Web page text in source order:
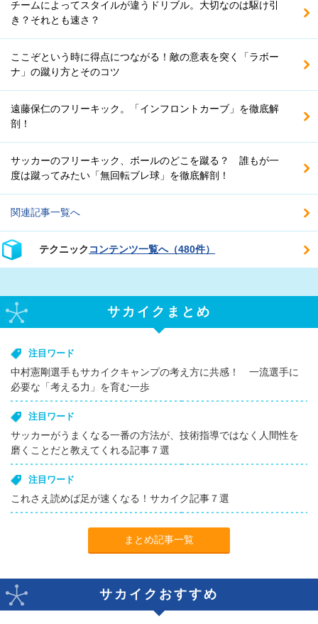
チームによってスタイルが違うドリブル。大切なのは駆け引
き？それとも速さ？
ここぞという時に得点につながる！敵の意表を突く「ラボー
ナ」の蹴り方とそのコツ
遠藤保仁のフリーキック。「インフロントカーブ」を徹底解
剖！
サッカーのフリーキック、ボールのどこを蹴る？ 誰もが一
度は蹴ってみたい「無回転ブレ球」を徹底解剖！
関連記事一覧へ
テクニック コンテンツ一覧へ（480件）
サカイクまとめ
注目ワード
中村憲剛選手もサカイクキャンプの考え方に共感！ 一流選手に
必要な「考える力」を育む一歩
注目ワード
サッカーがうまくなる一番の方法が、技術指導ではなく人間性を
磨くことだと教えてくれる記事７選
注目ワード
これさえ読めば足が速くなる！サカイク記事７選
まとめ記事一覧
サカイクおすすめ